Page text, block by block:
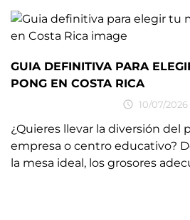
GUIA DEFINITIVA PARA
PONG EN COSTA RICA
 10/07/2026
¿Quieres llevar la diversión del
empresa o centro educativo?
la mesa ideal, los grosores